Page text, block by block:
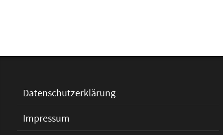
Datenschutzerklärung
Impressum